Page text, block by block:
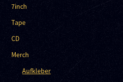
7inch
Tape
CD
Merch
Aufkleber